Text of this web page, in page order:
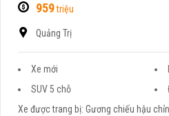
959triệu
Quảng Trị
Xe mới
SUV 5 chỗ
Xe được trang bị: Gương chiếu hậu